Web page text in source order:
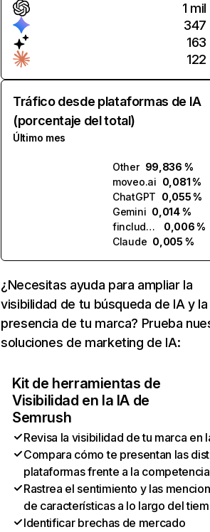
1 mil
347
163
122
Tráfico desde plataformas de IA
(porcentaje del total)
Último mes
Other 99,836 %
moveo.ai 0,081 %
ChatGPT 0,055 %
Gemini 0,014 %
finclude.ai
0,006 %
Claude 0,005 %
¿Necesitas ayuda para ampliar la
visibilidad de tu búsqueda de IA y la
presencia de tu marca? Prueba
soluciones de marketing de IA:
Kit de herramientas de
Visibilidad en la IA de
Semrush
Revisa la visibilidad de tu marca en
Compara cómo te presentan las
plataformas frente a la competencia
Rastrea el sentimiento y las
de características a lo largo del
Identificar brechas de mercado